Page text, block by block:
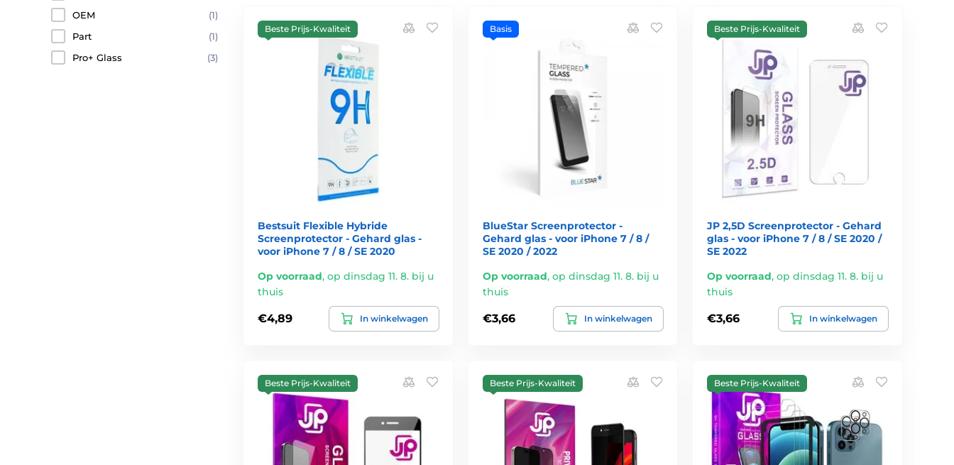
OEM
(1)
Part
(1)
Pro+ Glass
(3)
Beste Prijs-Kwaliteit
Bestsuit Flexible Hybride
Screenprotector - Gehard glas -
voor iPhone 7 / 8 / SE 2020
Op voorraad, op dinsdag 11. 8. bij u
thuis
€4,89 In winkelwagen
Basis
BlueStar Screenprotector -
Gehard glas - voor iPhone 7 / 8 /
SE 2020 / 2022
Op voorraad, op dinsdag 11. 8. bij u
thuis
€3,66 In winkelwagen
Beste Prijs-Kwaliteit
JP 2,5D Screenprotector - Gehard
glas - voor iPhone 7 / 8 / SE 2020 /
SE 2022
Op voorraad,op dinsdag 11. 8. bij u
thuis
€3,66 In winkelwagen
Beste Prijs-Kwaliteit Beste Prijs-Kwaliteit Beste Prijs-Kwaliteit